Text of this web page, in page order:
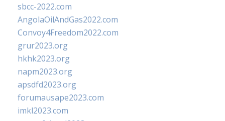
sbcc-2022.com
AngolaOilAndGas2022.com
Convoy4Freedom2022.com
grur2023.org
hkhk2023.org
napm2023.org
apsdfd2023.org
forumausape2023.com
imkl2023.com